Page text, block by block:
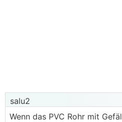
salu2
Wenn das PVC Rohr mit